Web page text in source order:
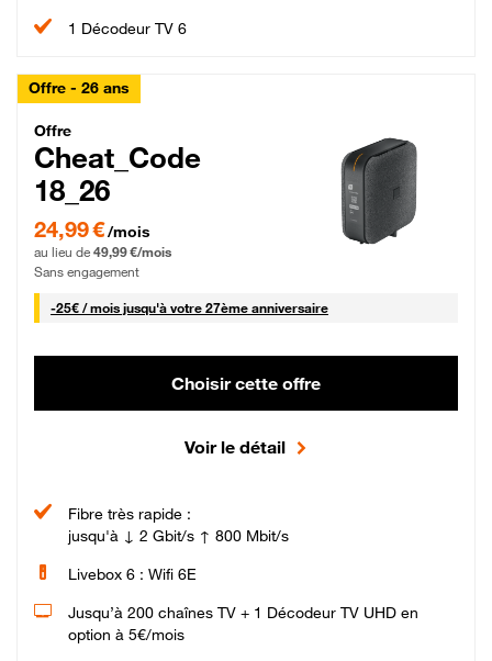
1 Décodeur TV 6
Offre - 26 ans
Cheat_Code Fibre_18_26
Offre
Cheat_Code
18_26
24,99 € par mois pendant 0 mois puis 49,99 € par mois, Sans engagement
24,99 €/mois
au lieu de 49,99 €/mois
Sans engagement
-25€ / mois25 € par mois
jusqu'à votre 27ème anniversaire
Choisir cette offre
Voir le détail
Fibre très rapide :
jusqu'à ↓ 2 Gbit/s ↑ 800 Mbit/s
Livebox 6 : Wifi 6E
Jusqu’à 200 chaînes TV + 1 Décodeur TV UHD en
option à 5€/mois